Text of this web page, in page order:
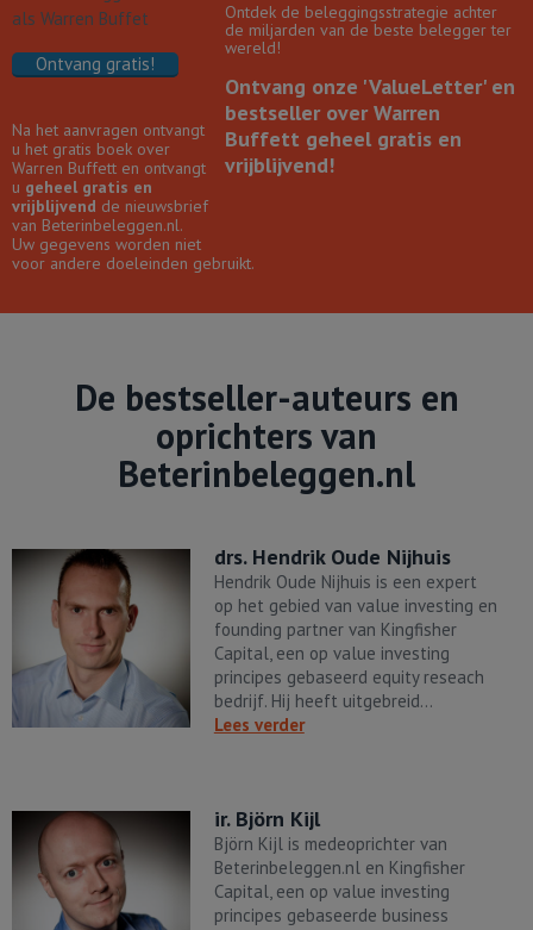
Ontdek de beleggingsstrategie achter
de miljarden van de beste belegger ter
wereld!
Ontvang onze 'ValueLetter' en
bestseller over Warren
Buffett geheel gratis en
vrijblijvend!
Ontvang gratis!
Na het aanvragen ontvangt
u het gratis boek over
Warren Buffett en ontvangt
u geheel gratis en
vrijblijvend de nieuwsbrief
van Beterinbeleggen.nl.
Uw gegevens worden niet
voor andere doeleinden gebruikt.
De bestseller-auteurs en
oprichters van
Beterinbeleggen.nl
drs. Hendrik Oude Nijhuis
Hendrik Oude Nijhuis is een expert
op het gebied van value investing en
founding partner van Kingfisher
Capital, een op value investing
principes gebaseerd equity reseach
bedrijf. Hij heeft uitgebreid…
Lees verder
ir. Björn Kijl
Björn Kijl is medeoprichter van
Beterinbeleggen.nl en Kingfisher
Capital, een op value investing
principes gebaseerde business